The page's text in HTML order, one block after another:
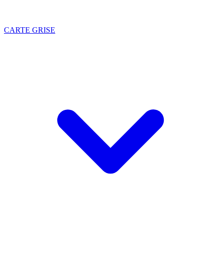
CARTE GRISE